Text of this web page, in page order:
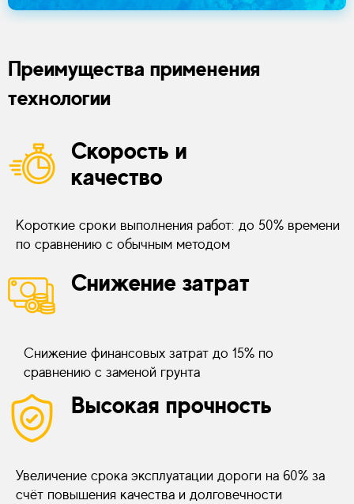
Преимущества применения
технологии
Скорость и
качество
Короткие сроки выполнения работ: до 50% времени
по сравнению с обычным методом
Снижение затрат
Снижение финансовых затрат до 15% по
сравнению с заменой грунта
Высокая прочность
Увеличение срока эксплуатации дороги на 60% за
счёт повышения качества и долговечности